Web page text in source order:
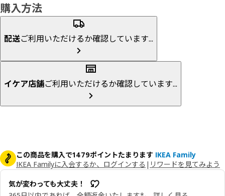
購入方法
配送ご利用いただけるか確認しています...
イケア店舗ご利用いただけるか確認しています...
この商品を購入で1479ポイントたまります IKEA Family
IKEA Familyに入会するか、ログインする | リワードを見てみよう
気が変わっても大丈夫！